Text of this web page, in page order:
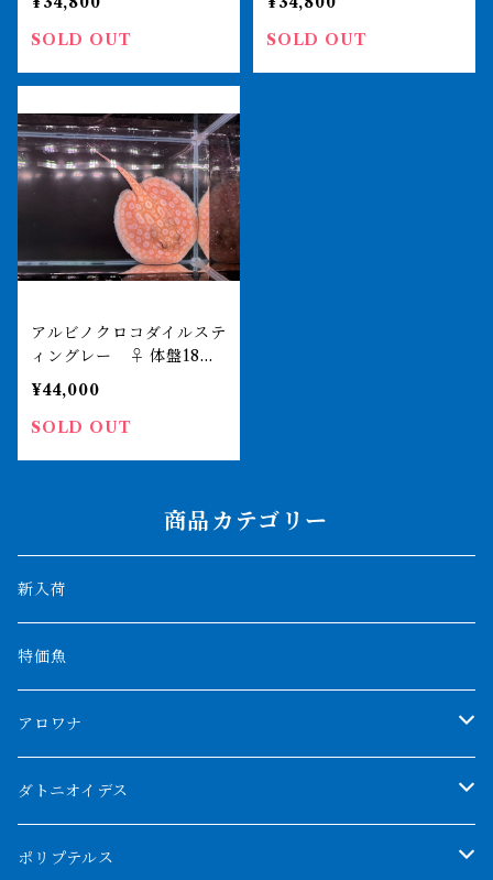
SOLD OUT
SOLD OUT
アルビノクロコダイルステ
ィングレー ♀ 体盤18㎝
前後
¥44,000
SOLD OUT
商品カテゴリー
新入荷
特価魚
アロワナ
クンパイ
アブソリュートレッド
ダトニオイデス
シャムタイガー
ポリプテルス